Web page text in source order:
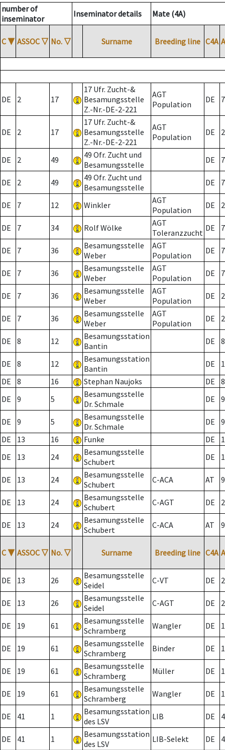
number of
inseminator
Inseminator details Mate (4A)
C ▼ ASSOC ▽ No. ▽ Surname Breeding line C4A
DE 2 17
17 Ufr. Zucht-&
Besamungsstelle
Z.-Nr.-DE-2-221
AGT
Population
DE 7
DE 2 17
17 Ufr. Zucht-&
Besamungsstelle
Z.-Nr.-DE-2-221
AGT
Population
DE 2
DE 2 49
49 Ofr. Zucht und
Besamungsstelle
DE 7
DE 2 49
49 Ofr. Zucht und
Besamungsstelle
DE 7
DE 7 12 Winkler
AGT
Population
DE 2
DE 7 34 Rolf Wölke
AGT
Toleranzzucht DE 7
DE 7 36
Besamungsstelle
Weber
AGT
Population
DE 7
DE 7 36
Besamungsstelle
Weber
AGT
Population
DE 7
DE 7 36
Besamungsstelle
Weber
AGT
Population
DE 2
DE 7 36
Besamungsstelle
Weber
AGT
Population
DE 2
DE 8 12
Besamungsstation
Bantin
DE 8
DE 8 12
Besamungsstation
Bantin
DE
DE
8 16 Stephan Naujoks DE
8
DE
9 5
Besamungsstelle
Dr. Schmale
DE 9
DE 9 5
Besamungsstelle
Dr. Schmale
DE
9
DE
13 16 Funke DE
DE
13 24
Besamungsstelle
Schubert
DE
DE 13 24
Besamungsstelle
Schubert
C-ACA AT
DE 13 24
Besamungsstelle
Schubert
C-AGT DE 2
DE 13 24
Besamungsstelle
Schubert
C-ACA AT
C ▼ ASSOC ▽ No. ▽ Surname Breeding line C4A
DE 13 26
Besamungsstelle
Seidel
C-VT DE 2
DE 13 26
Besamungsstelle
Seidel
C-AGT DE 2
DE 19 61
Besamungsstelle
Schramberg
Wangler DE
DE 19 61
Besamungsstelle
Schramberg
Binder DE 1
DE 19 61
Besamungsstelle
Schramberg
Müller DE
DE 19 61
Besamungsstelle
Schramberg
Wangler DE
DE 41 1
Besamungsstation
des LSV
LIB DE
DE 41 1
Besamungsstation
des LSV
LIB-Selekt DE